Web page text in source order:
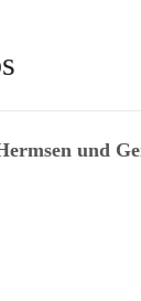
und